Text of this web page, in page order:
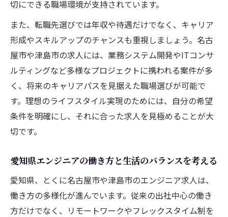
切にできる職場環境が支持されています。
また、転職先選びでは年収や待遇だけでなく、キャリア
形成やスキルアップのチャンスも重視しましょう。名古
屋市や津島市の求人には、業務システム開発やITコンサ
ルティングなど多様なプロジェクトに携われる案件が多
く、将来のキャリアパスを見据えた職場選びが可能で
す。理想のライフスタイル実現のためには、自分の希望
条件を明確にし、それに合った求人を見極めることが大
切です。
愛知県エンジニアの働き方と生活のバランスを考える
愛知県、とくに名古屋市や津島市のエンジニア求人は、
働き方の多様化が進んでいます。従来の出社中心の働き
方だけでなく、リモートワークやフレックスタイム制を